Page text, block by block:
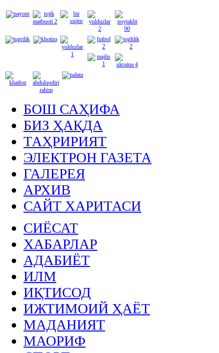
БОШ САҲИФА
БИЗ ҲАҚДА
ТАҲРИРИЯТ
ЭЛЕКТРОН ГАЗЕТА
ГАЛЕРЕЯ
АРХИВ
САЙТ ХАРИТАСИ
СИЁСАТ
ХАБАРЛАР
АДАБИЁТ
ИЛМ
ИҚТИСОД
ИЖТИМОИЙ ҲАЁТ
МАДАНИЯТ
МАОРИФ